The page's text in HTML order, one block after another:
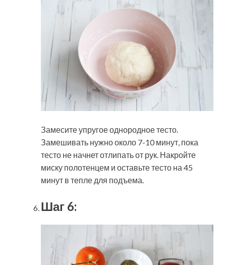
Замесите упругое однородное тесто.
Замешивать нужно около 7-10 минут, пока
тесто не начнет отлипать от рук. Накройте
миску полотенцем и оставьте тесто на 45
минут в тепле для подъема.
Шаг 6: